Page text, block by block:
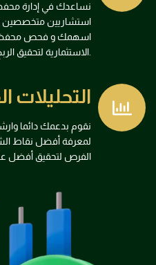
نساعدك في إدارة
استشاريين متخصصين
اسهمك و فحص محفظتك
التحليلات
نقوم بدعمك دائما
لمعرفة أفضل نقاط
الفرص لتحقيق أفضل